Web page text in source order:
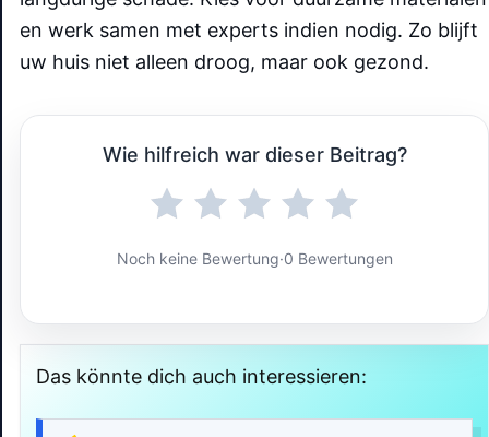
en werk samen met experts indien nodig. Zo blijft
uw huis niet alleen droog, maar ook gezond.
Wie hilfreich war dieser Beitrag?
Noch keine Bewertung·0 Bewertungen
Das könnte dich auch interessieren: